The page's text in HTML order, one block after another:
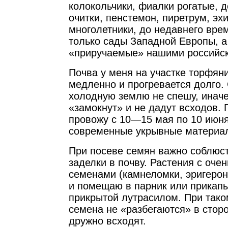
колокольчики, фиалки рогатые,
очитки, пенстемон, пиретрум,
многолетники, до недавнего
только сады Западной Европы, а
«приручаемые» нашими
Почва у меня на участке
медленно и прогревается
холодную землю не спешу,
«замокнут» и не дадут всходов.
провожу с 10—15 мая по 10
современные укрывные
При посеве семян важно
заделки в почву. Растения с
семенами (камнеломки,
и помещаю в парник или
прикрытой лутрасилом. При
семена не «разбегаются» в
дружно всходят.